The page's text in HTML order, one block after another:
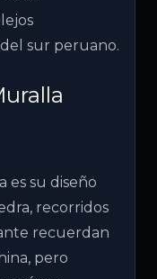
sur peruano.
es su diseño
recorridos
recuerdan
pero